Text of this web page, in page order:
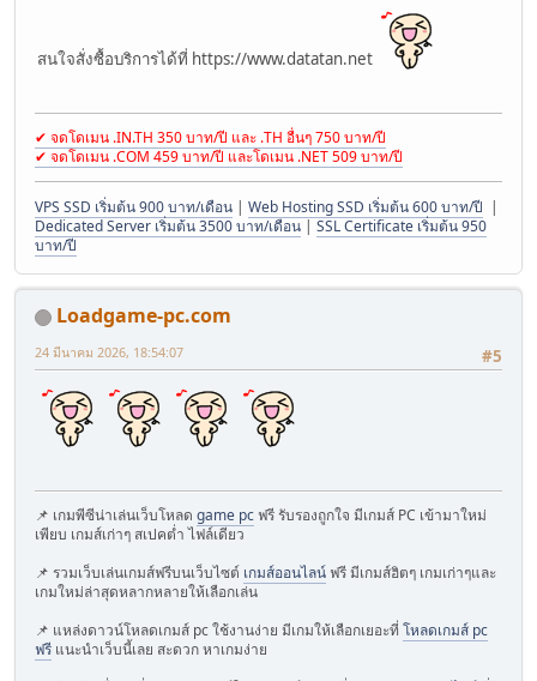
สนใจสั่งซื้อบริการได้ที่ https://www.datatan.net
✔ จดโดเมน .IN.TH 350 บาท/ปี และ .TH อื่นๆ 750 บาท/ปี
✔ จดโดเมน .COM 459 บาท/ปี และโดเมน .NET 509 บาท/ปี
VPS SSD เริ่มต้น 900 บาท/เดือน | Web Hosting SSD เริ่มต้น 600 บาท/ปี |
Dedicated Server เริ่มต้น 3500 บาท/เดือน | SSL Certificate เริ่มต้น 950
บาท/ปี
Loadgame-pc.com
#5
24 มีนาคม 2026, 18:54:07
📌 เกมพีซีน่าเล่นเว็บโหลด game pcฟรี รับรองถูกใจ มีเกมส์ PC เข้ามาใหม่
เพียบ เกมส์เก่าๆ สเปคต่ำ ไฟล์เดียว
📌 รวมเว็บเล่นเกมส์ฟรีบนเว็บไซต์ เกมส์ออนไลน์ฟรี มีเกมส์ฮิตๆ เกมเก่าๆและ
เกมใหม่ล่าสุดหลากหลายให้เลือกเล่น
📌 แหล่งดาวน์โหลดเกมส์ pc ใช้งานง่าย มีเกมให้เลือกเยอะที่ โหลดเกมส์ pc
ฟรี แนะนำเว็บนี้เลย สะดวก หาเกมง่าย